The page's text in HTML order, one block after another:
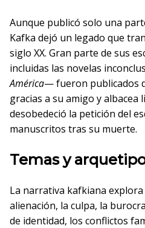
Aunque publicó solo una
Kafka dejó un legado que
siglo XX. Gran parte de sus
incluidas las novelas
América— fueron publicados
gracias a su amigo y
desobedeció la petición del
manuscritos tras su muerte.
Temas y
La narrativa kafkiana explora
alienación, la culpa, la
de identidad, los conflictos